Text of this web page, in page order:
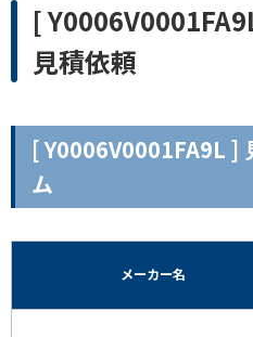
[
見積依頼
[ Y0006V0001FA9L ]
ム
メーカー名